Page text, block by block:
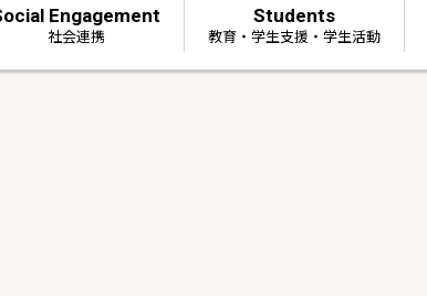
Engagement
社会連携
Students
教育・学生支援・学生活動